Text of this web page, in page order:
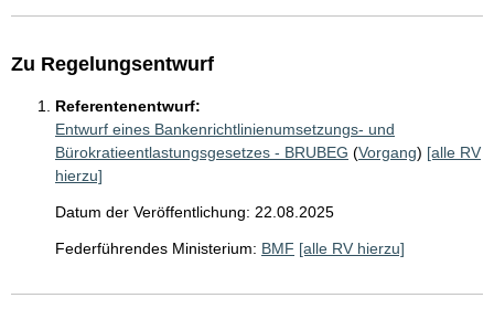
Zu Regelungsentwurf
Referentenentwurf:
Entwurf eines Bankenrichtlinienumsetzungs- und
Bürokratieentlastungsgesetzes - BRUBEG (Vorgang) [alle RV
hierzu]
Datum der Veröffentlichung: 22.08.2025
Federführendes Ministerium: BMF [alle RV hierzu]